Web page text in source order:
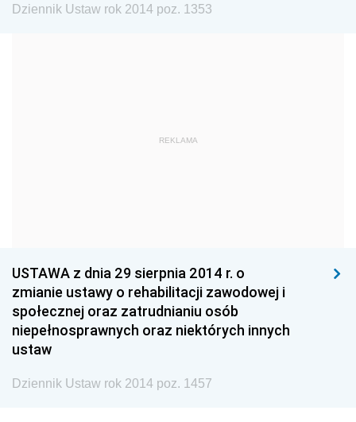
1969 1968
1953
1935 1934 1933
1932 1931
1929
Dziennik Ustaw rok 2014 poz. 1353
REKLAMA
USTAWA z dnia 29 sierpnia 2014 r. o
zmianie ustawy o rehabilitacji zawodowej i
społecznej oraz zatrudnianiu osób
niepełnosprawnych oraz niektórych innych
ustaw
Dziennik Ustaw rok 2014 poz. 1457